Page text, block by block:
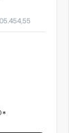
.454,55